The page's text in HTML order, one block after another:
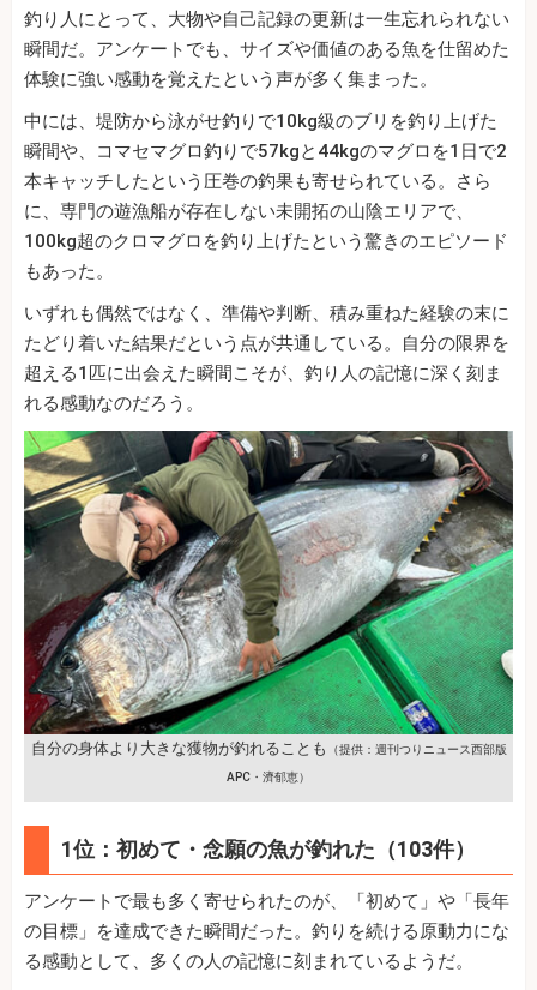
釣り人にとって、大物や自己記録の更新は一生忘れられない
瞬間だ。アンケートでも、サイズや価値のある魚を仕留めた
体験に強い感動を覚えたという声が多く集まった。
中には、堤防から泳がせ釣りで10kg級のブリを釣り上げた
瞬間や、コマセマグロ釣りで57kgと44kgのマグロを1日で2
本キャッチしたという圧巻の釣果も寄せられている。さら
に、専門の遊漁船が存在しない未開拓の山陰エリアで、
100kg超のクロマグロを釣り上げたという驚きのエピソード
もあった。
いずれも偶然ではなく、準備や判断、積み重ねた経験の末に
たどり着いた結果だという点が共通している。自分の限界を
超える1匹に出会えた瞬間こそが、釣り人の記憶に深く刻ま
れる感動なのだろう。
自分の身体より大きな獲物が釣れることも （提供：週刊つりニュース西部版
APC・濟郁恵）
1位：初めて・念願の魚が釣れた（103件）
アンケートで最も多く寄せられたのが、「初めて」や「長年
の目標」を達成できた瞬間だった。釣りを続ける原動力にな
る感動として、多くの人の記憶に刻まれているようだ。